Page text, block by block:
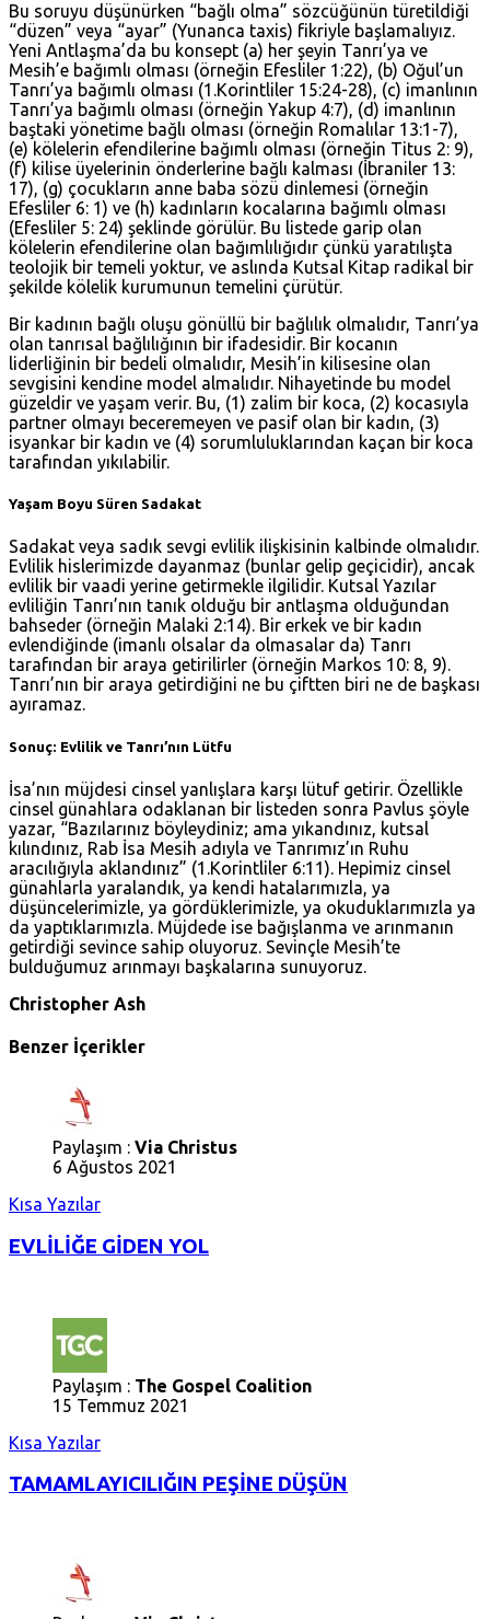
Bu soruyu düşünürken “bağlı olma” sözcüğünün türetildiği
“düzen” veya “ayar” (Yunanca taxis) fikriyle başlamalıyız.
Yeni Antlaşma’da bu konsept (a) her şeyin Tanrı’ya ve
Mesih’e bağımlı olması (örneğin Efesliler 1:22), (b) Oğul’un
Tanrı’ya bağımlı olması (1.Korintliler 15:24-28), (c) imanlının
Tanrı’ya bağımlı olması (örneğin Yakup 4:7), (d) imanlının
baştaki yönetime bağlı olması (örneğin Romalılar 13:1-7),
(e) kölelerin efendilerine bağımlı olması (örneğin Titus 2: 9),
(f) kilise üyelerinin önderlerine bağlı kalması (İbraniler 13:
17), (g) çocukların anne baba sözü dinlemesi (örneğin
Efesliler 6: 1) ve (h) kadınların kocalarına bağımlı olması
(Efesliler 5: 24) şeklinde görülür. Bu listede garip olan
kölelerin efendilerine olan bağımlılığıdır çünkü yaratılışta
teolojik bir temeli yoktur, ve aslında Kutsal Kitap radikal bir
şekilde kölelik kurumunun temelini çürütür.
Bir kadının bağlı oluşu gönüllü bir bağlılık olmalıdır, Tanrı’ya
olan tanrısal bağlılığının bir ifadesidir. Bir kocanın
liderliğinin bir bedeli olmalıdır, Mesih’in kilisesine olan
sevgisini kendine model almalıdır. Nihayetinde bu model
güzeldir ve yaşam verir. Bu, (1) zalim bir koca, (2) kocasıyla
partner olmayı beceremeyen ve pasif olan bir kadın, (3)
isyankar bir kadın ve (4) sorumluluklarından kaçan bir koca
tarafından yıkılabilir.
Yaşam Boyu Süren Sadakat
Sadakat veya sadık sevgi evlilik ilişkisinin kalbinde olmalıdır.
Evlilik hislerimizde dayanmaz (bunlar gelip geçicidir), ancak
evlilik bir vaadi yerine getirmekle ilgilidir. Kutsal Yazılar
evliliğin Tanrı’nın tanık olduğu bir antlaşma olduğundan
bahseder (örneğin Malaki 2:14). Bir erkek ve bir kadın
evlendiğinde (imanlı olsalar da olmasalar da) Tanrı
tarafından bir araya getirilirler (örneğin Markos 10: 8, 9).
Tanrı’nın bir araya getirdiğini ne bu çiftten biri ne de başkası
ayıramaz.
Sonuç: Evlilik ve Tanrı’nın Lütfu
İsa’nın müjdesi cinsel yanlışlara karşı lütuf getirir. Özellikle
cinsel günahlara odaklanan bir listeden sonra Pavlus şöyle
yazar, “Bazılarınız böyleydiniz; ama yıkandınız, kutsal
kılındınız, Rab İsa Mesih adıyla ve Tanrımız’ın Ruhu
aracılığıyla aklandınız” (1.Korintliler 6:11). Hepimiz cinsel
günahlarla yaralandık, ya kendi hatalarımızla, ya
düşüncelerimizle, ya gördüklerimizle, ya okuduklarımızla ya
da yaptıklarımızla. Müjdede ise bağışlanma ve arınmanın
getirdiği sevince sahip oluyoruz. Sevinçle Mesih’te
bulduğumuz arınmayı başkalarına sunuyoruz.
Christopher Ash
Benzer İçerikler
Paylaşım : Via Christus
6 Ağustos 2021
Kısa Yazılar
EVLİLİĞE GİDEN YOL
Paylaşım : The Gospel Coalition
15 Temmuz 2021
Kısa Yazılar
TAMAMLAYICILIĞIN PEŞİNE DÜŞÜN